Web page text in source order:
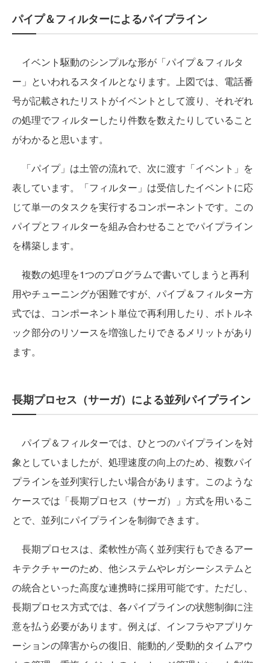
パイプ＆フィルターによるパイプライン
イベント駆動のシンプルな形が「パイプ＆フィルタ
ー」といわれるスタイルとなります。上図では、電話番
号が記載されたリストがイベントとして渡り、それぞれ
の処理でフィルターしたり件数を数えたりしていること
がわかると思います。
「パイプ」は土管の流れで、次に渡す「イベント」を
表しています。「フィルター」は受信したイベントに応
じて単一のタスクを実行するコンポーネントです。この
パイプとフィルターを組み合わせることでパイプライン
を構築します。
複数の処理を1つのプログラムで書いてしまうと再利
用やチューニングが困難ですが、パイプ＆フィルター方
式では、コンポーネント単位で再利用したり、ボトルネ
ック部分のリソースを増強したりできるメリットがあり
ます。
長期プロセス（サーガ）による並列パイプライン
パイプ＆フィルターでは、ひとつのパイプラインを対
象としていましたが、処理速度の向上のため、複数パイ
プラインを並列実行したい場合があります。このような
ケースでは「長期プロセス（サーガ）」方式を用いるこ
とで、並列にパイプラインを制御できます。
長期プロセスは、柔軟性が高く並列実行もできるアー
キテクチャーのため、他システムやレガシーシステムと
の統合といった高度な連携時に採用可能です。ただし、
長期プロセス方式では、各パイプラインの状態制御に注
意を払う必要があります。例えば、インフラやアプリケ
ーションの障害からの復旧、能動的／受動的タイムアウ